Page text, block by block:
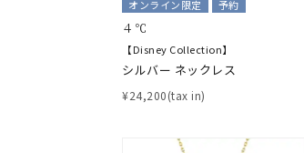
オンライン限定 予約
４℃
【Disney Collection】
シルバー ネックレス
¥24,200(tax in)